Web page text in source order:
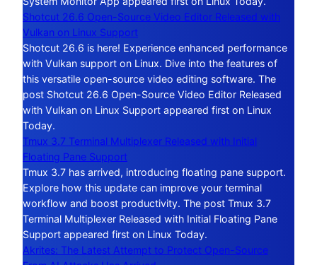
Shotcut 26.6 Open-Source Video Editor Released with
Vulkan on Linux Support
Shotcut 26.6 is here! Experience enhanced performance
with Vulkan support on Linux. Dive into the features of
this versatile open-source video editing software. The
post Shotcut 26.6 Open-Source Video Editor Released
with Vulkan on Linux Support appeared first on Linux
Today.
Tmux 3.7 Terminal Multiplexer Released with Initial
Floating Pane Support
Tmux 3.7 has arrived, introducing floating pane support.
Explore how this update can improve your terminal
workflow and boost productivity. The post Tmux 3.7
Terminal Multiplexer Released with Initial Floating Pane
Support appeared first on Linux Today.
Akrites: The Latest Attempt to Protect Open-Source